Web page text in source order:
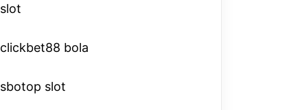
slot
clickbet88 bola
sbotop slot